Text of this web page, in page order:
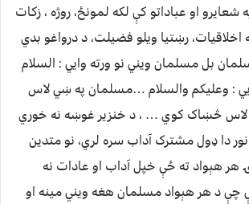
او عباداتو کې لکه لمونځ، روژه ، زکات
رښتیا ویلو فضیلت، د درواغو بدي
بل مسلمان ویني نو ورته وایي : السلام
: وعلیکم والسلام …مسلمان په ښي لاس
څښاک کوي … ، د خنزیر غوښه نه خوري
دا ډول مشترک آداب سره لري، نو متدین
هېواد ته ځې خپل آداب او عادات نه
چې د هر هېواد مسلمان هغه ویني مینه او